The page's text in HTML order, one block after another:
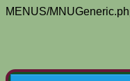
MENUS/